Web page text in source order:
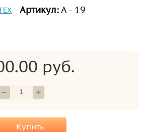
Артикул:А - 19
руб.
Купить